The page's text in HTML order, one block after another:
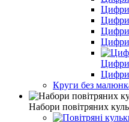
Цифри
Цифри
Цифри
Цифри
Цифри
Цифри
Круги без
Набори повітряних